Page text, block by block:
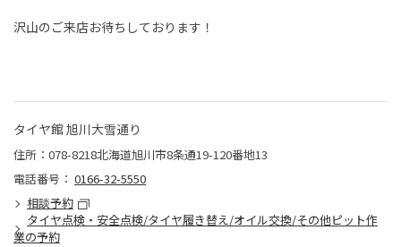
沢山のご来店お待ちしております！
タイヤ館 旭川大雪通り
住所：078-8218北海道旭川市8条通19-120番地13
電話番号： 0166-32-5550
相談予約
タイヤ点検・安全点検/タイヤ履き替え/オイル交換/その他ピット作
業の予約